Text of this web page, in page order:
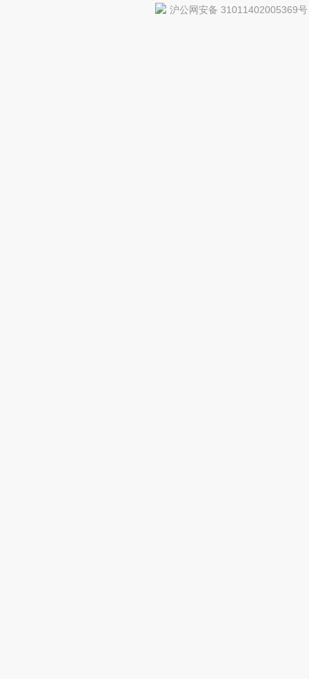
沪公网安备 31011402005369号